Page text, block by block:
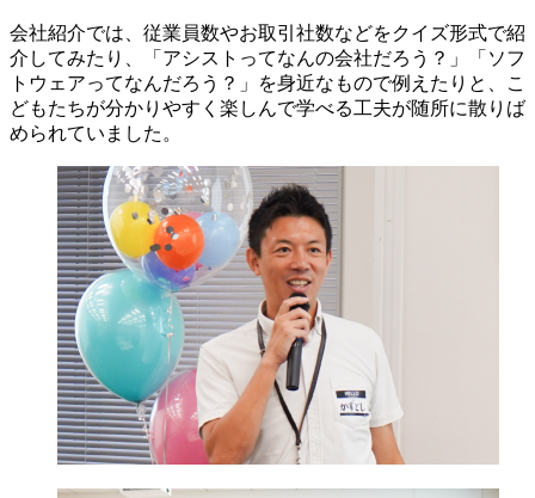
会社紹介では、従業員数やお取引社数などをクイズ形式で紹
介してみたり、「アシストってなんの会社だろう？」「ソフ
トウェアってなんだろう？」を身近なもので例えたりと、こ
どもたちが分かりやすく楽しんで学べる工夫が随所に散りば
められていました。